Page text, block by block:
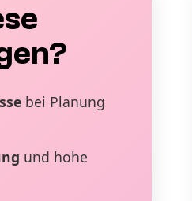
bei Planung
und hohe